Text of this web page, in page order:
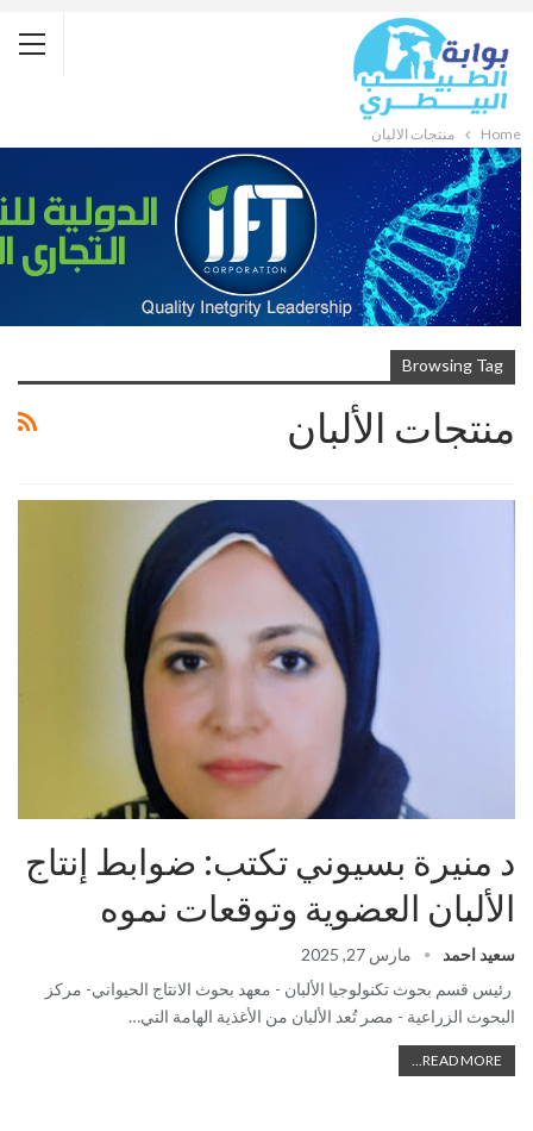
Home منتجات الألبان
Browsing Tag
منتجات الألبان
د منيرة بسيوني تكتب: ضوابط إنتاج
الألبان العضوية وتوقعات نموه
سعيد احمد
مارس 27, 2025
رئيس قسم بحوث تكنولوجيا الألبان - معهد بحوث الانتاج الحيواني- مركز
البحوث الزراعية - مصر تُعد الألبان من الأغذية الهامة التي…
READ MORE...